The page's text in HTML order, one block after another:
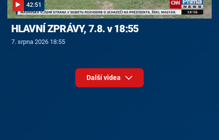
42:51
HLAVNÍ ZPRÁVY, 7.8. v 18:55
7. srpna 2026 18:55
Další videa